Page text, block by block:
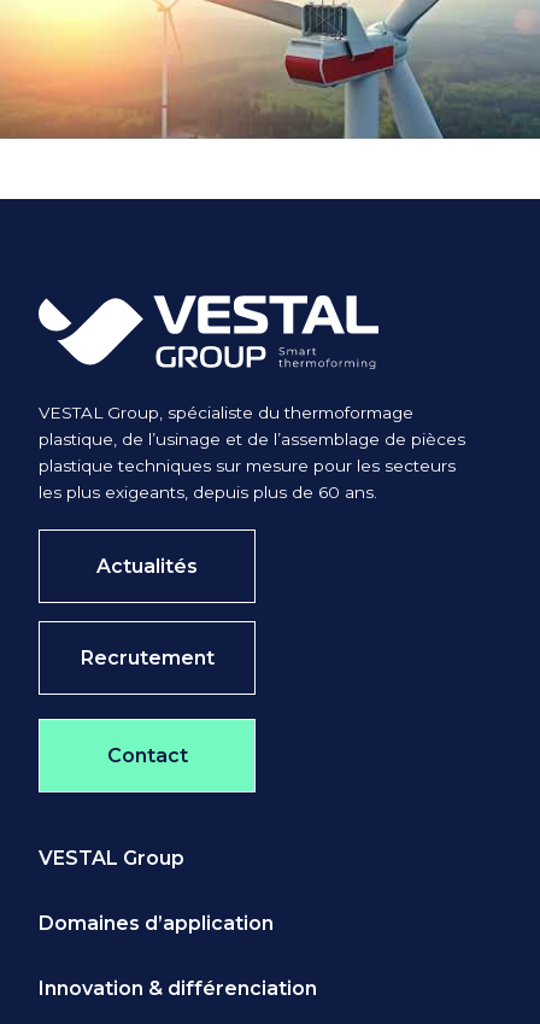
VESTAL Group, spécialiste du thermoformage
plastique, de l’usinage et de l’assemblage de pièces
plastique techniques sur mesure pour les secteurs
les plus exigeants, depuis plus de 60 ans.
Actualités
Recrutement
Contact
VESTAL Group
Domaines d’application
Innovation & différenciation